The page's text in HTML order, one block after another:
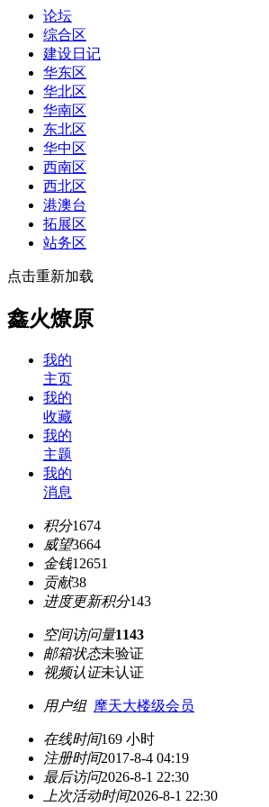
论坛
综合区
建设日记
华东区
华北区
华南区
东北区
华中区
西南区
西北区
港澳台
拓展区
站务区
点击重新加载
鑫火燎原
我的
主页
我的
收藏
我的
主题
我的
消息
积分1674
威望3664
金钱12651
贡献38
进度更新积分143
空间访问量1143
邮箱状态未验证
视频认证未认证
用户组 摩天大楼级会员
在线时间169 小时
注册时间2017-8-4 04:19
最后访问2026-8-1 22:30
上次活动时间2026-8-1 22:30